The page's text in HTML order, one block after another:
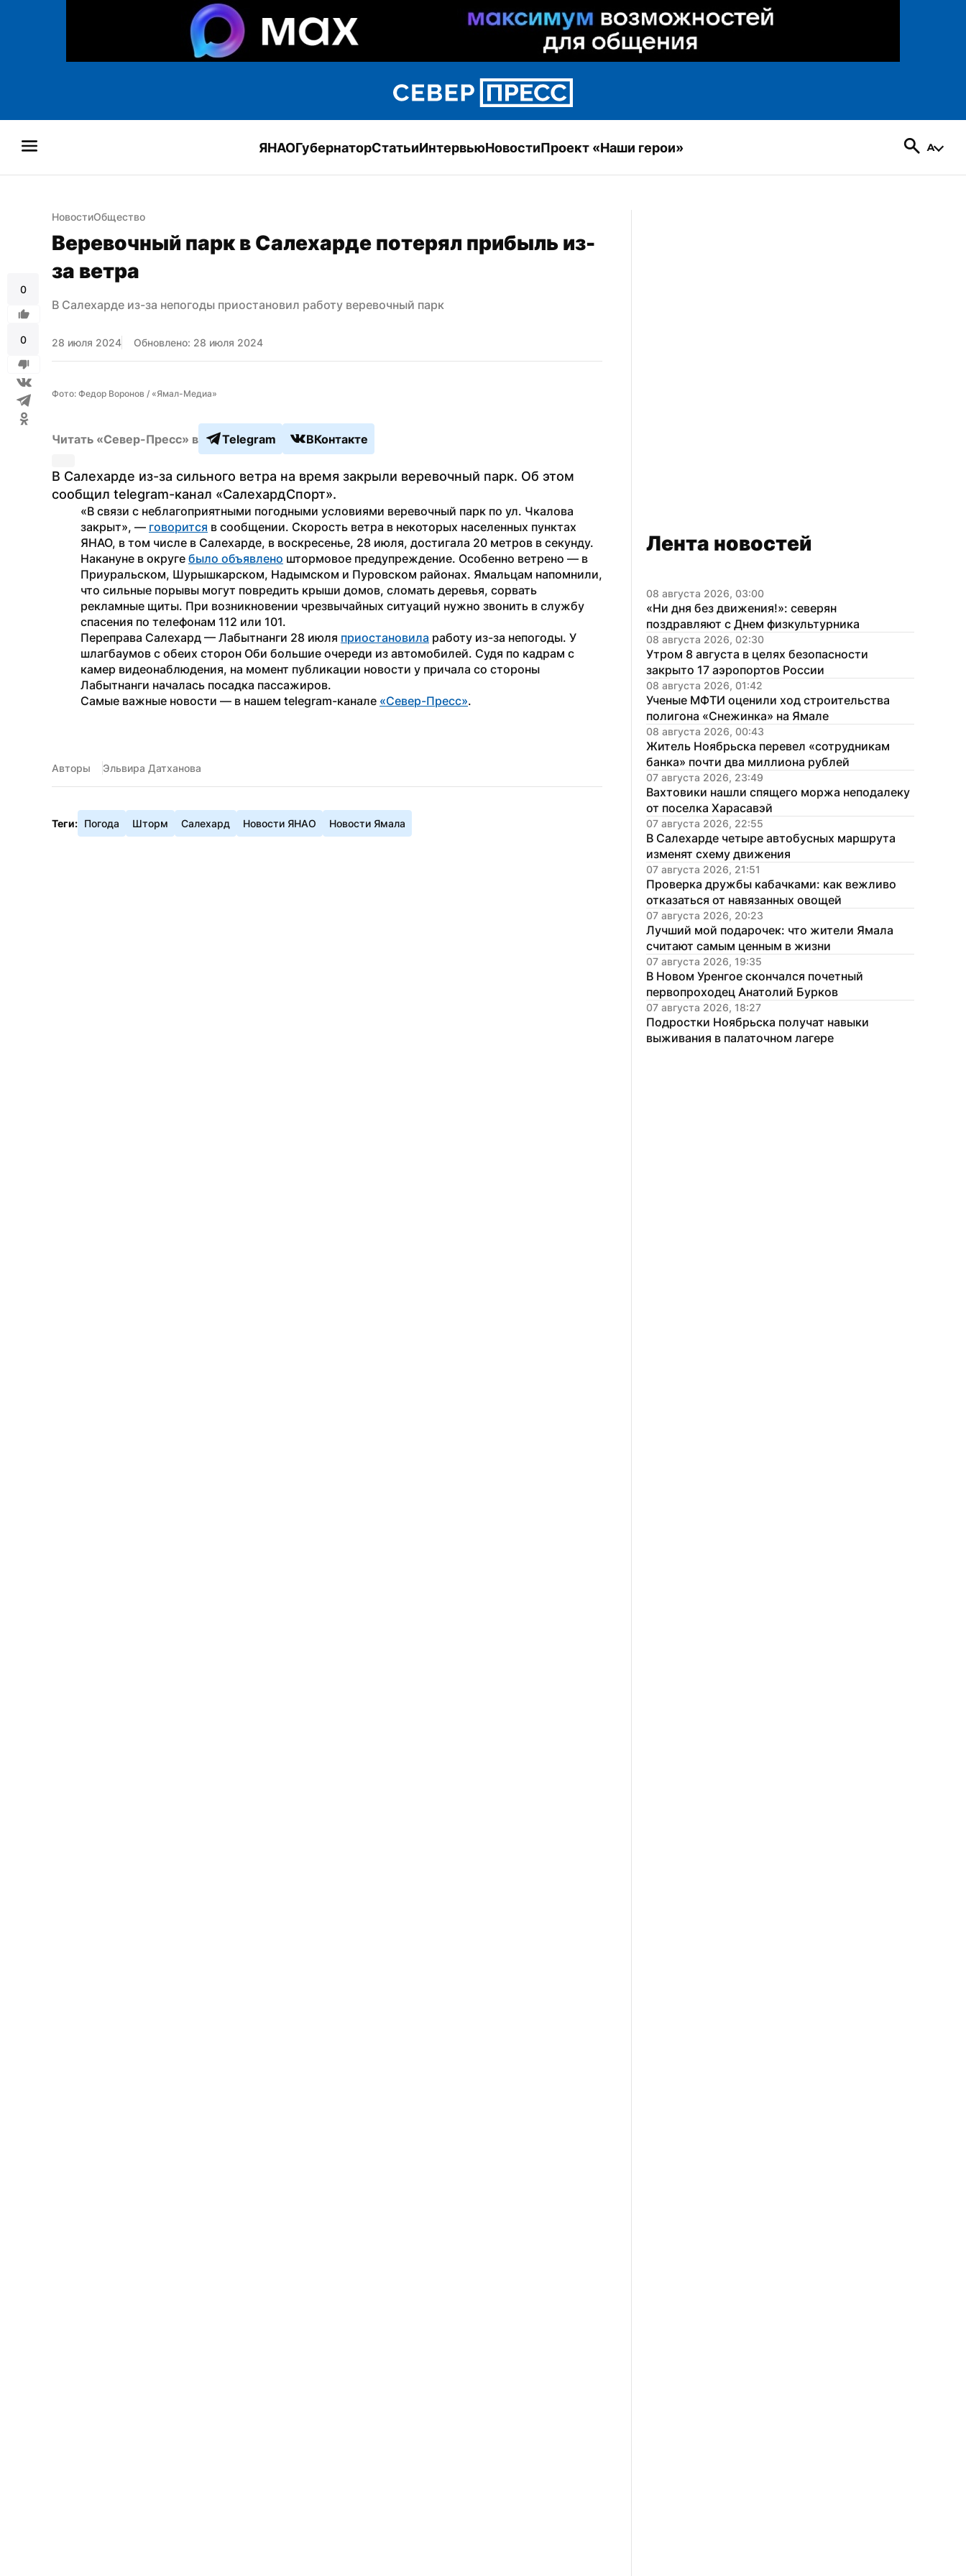
ЯНАОГубернаторСтатьиИнтервьюНовостиПроект «Наши герои»
0
0
НовостиОбщество
Веревочный парк в Салехарде потерял прибыль из-
за ветра
В Салехарде из-за непогоды приостановил работу веревочный парк
28 июля 2024 Обновлено: 28 июля 2024
Фото: Федор Воронов / «Ямал-Медиа»
Читать «Север-Пресс» в Telegram ВКонтакте
В Салехарде из-за сильного ветра на время закрыли веревочный парк. Об этом
сообщил telegram-канал «СалехардСпорт».
«В связи с неблагоприятными погодными условиями веревочный парк по ул. Чкалова
закрыт», — говорится в сообщении. Скорость ветра в некоторых населенных пунктах
ЯНАО, в том числе в Салехарде, в воскресенье, 28 июля, достигала 20 метров в секунду.
Накануне в округе было объявлено штормовое предупреждение. Особенно ветрено — в
Приуральском, Шурышкарском, Надымском и Пуровском районах. Ямальцам напомнили,
что сильные порывы могут повредить крыши домов, сломать деревья, сорвать
рекламные щиты. При возникновении чрезвычайных ситуаций нужно звонить в службу
спасения по телефонам 112 или 101.
Переправа Салехард — Лабытнанги 28 июля приостановила работу из-за непогоды. У
шлагбаумов с обеих сторон Оби большие очереди из автомобилей. Судя по кадрам с
камер видеонаблюдения, на момент публикации новости у причала со стороны
Лабытнанги началась посадка пассажиров.
Самые важные новости — в нашем telegram-канале «Север-Пресс».
Авторы Эльвира Датханова
Теги: Погода Шторм Салехард Новости ЯНАО Новости Ямала
Лента новостей
08 августа 2026, 03:00
«Ни дня без движения!»: северян
поздравляют с Днем физкультурника
08 августа 2026, 02:30
Утром 8 августа в целях безопасности
закрыто 17 аэропортов России
08 августа 2026, 01:42
Ученые МФТИ оценили ход строительства
полигона «Снежинка» на Ямале
08 августа 2026, 00:43
Житель Ноябрьска перевел «сотрудникам
банка» почти два миллиона рублей
07 августа 2026, 23:49
Вахтовики нашли спящего моржа неподалеку
от поселка Харасавэй
07 августа 2026, 22:55
В Салехарде четыре автобусных маршрута
изменят схему движения
07 августа 2026, 21:51
Проверка дружбы кабачками: как вежливо
отказаться от навязанных овощей
07 августа 2026, 20:23
Лучший мой подарочек: что жители Ямала
считают самым ценным в жизни
07 августа 2026, 19:35
В Новом Уренгое скончался почетный
первопроходец Анатолий Бурков
07 августа 2026, 18:27
Подростки Ноябрьска получат навыки
выживания в палаточном лагере